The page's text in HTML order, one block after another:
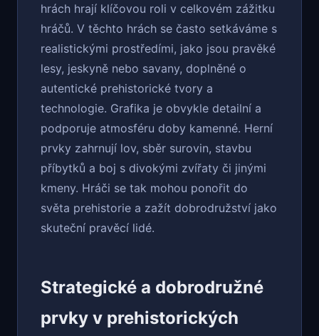
hrách hrají klíčovou roli v celkovém zážitku
hráčů. V těchto hrách se často setkáváme s
realistickými prostředími, jako jsou pravěké
lesy, jeskyně nebo savany, doplněné o
autentické prehistorické tvory a
technologie. Grafika je obvykle detailní a
podporuje atmosféru doby kamenné. Herní
prvky zahrnují lov, sběr surovin, stavbu
příbytků a boj s divokými zvířaty či jinými
kmeny. Hráči se tak mohou ponořit do
světa prehistorie a zažít dobrodružství jako
skuteční pravěcí lidé.
Strategické a dobrodružné
prvky v prehistorických